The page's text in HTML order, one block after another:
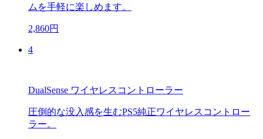
ムを手軽に楽しめます。
2,860円
4
DualSense ワイヤレスコントローラー
圧倒的な没入感を生むPS5純正ワイヤレスコントロー
ラー。